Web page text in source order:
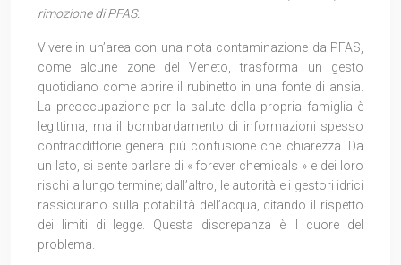
rimozione di PFAS.
Vivere in un’area con una nota contaminazione da PFAS,
come alcune zone del Veneto, trasforma un gesto
quotidiano come aprire il rubinetto in una fonte di ansia.
La preoccupazione per la salute della propria famiglia è
legittima, ma il bombardamento di informazioni spesso
contraddittorie genera più confusione che chiarezza. Da
un lato, si sente parlare di « forever chemicals » e dei loro
rischi a lungo termine; dall’altro, le autorità e i gestori idrici
rassicurano sulla potabilità dell’acqua, citando il rispetto
dei limiti di legge. Questa discrepanza è il cuore del
problema.